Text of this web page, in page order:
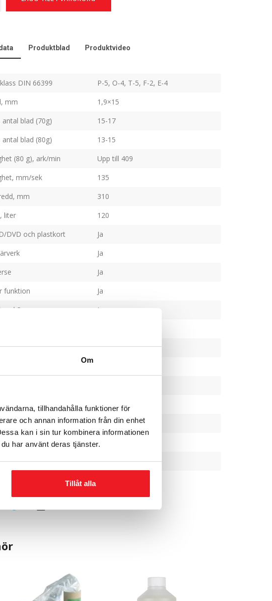
Om
tillhandahålla funktioner för
och annan information från din enhet
kan i sin tur kombinera informationen
har använt deras tjänster.
Tillåt alla
Produktblad Produktvideo
DIN 66399
P-5, O-4, T-5, F-2, E-4
mm
1,9×15
antal blad (70g)
15-17
antal blad (80g)
13-15
(80 g), ark/min
Upp till 409
mm/sek
135
mm
310
liter
120
DVD och plastkort
Ja
Ja
Ja
funktion
Ja
Sensor
Ja
volt
230
nto)
45
mm
980x540x400
30 år
3 år